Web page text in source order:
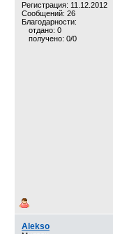
Регистрация: 11.12.2012
Сообщений: 26
Благодарности:
отдано: 0
получено: 0/0
Alekso